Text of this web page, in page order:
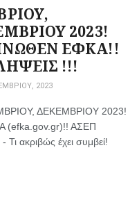
2023!
ΕΦΚΑ!!
!!!
2023
ΔΕΚΕΜΒΡΙΟΥ 2023!
ΑΣΕΠ
ακριβώς έχει συμβεί!